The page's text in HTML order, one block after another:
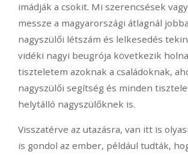
imádják a csokit. Mi szerencsések
messze a magyarországi átlagnál
nagyszülői létszám és lelkesedés
vidéki nagyi beugrója következik
tiszteletem azoknak a családoknak,
nagyszülői segítség és minden
helytálló nagyszülőknek is.
Visszatérve az utazásra, van itt is
is gondol az ember, például tudták,